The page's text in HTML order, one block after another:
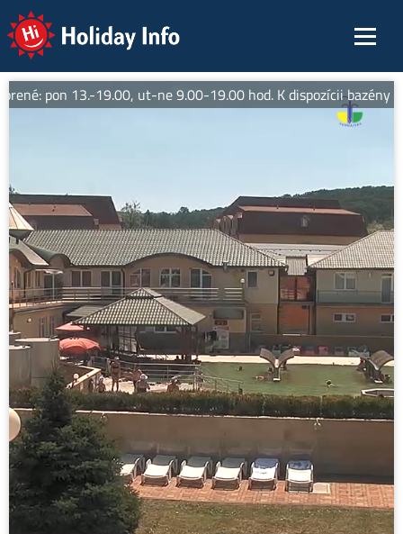
Holiday Info
pon 13.-19.00, ut-ne 9.00-19.00 hod. K dispozícii bazény